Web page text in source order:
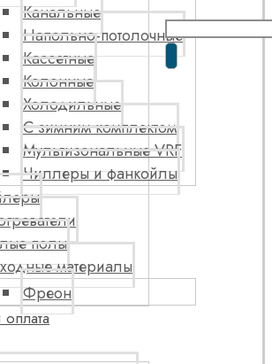
Канальные
Напольно-потолочные
Кассетные
Колонные
Холодильные
С зимним комплектом
Мультизональные VRF
Чиллеры и фанкойлы
полы
материалы
Фреон